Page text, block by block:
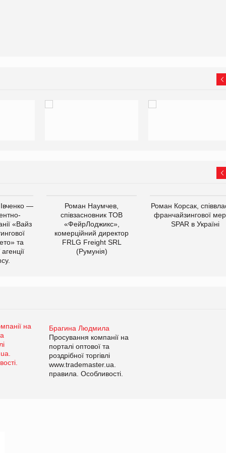
—
«Вайз
та
Роман Наумчев,
співзасновник ТОВ
«ФейрЛоджикс»,
комерційний директор
FRLG Freight SRL
(Румунія)
Роман Корсак,
франчайзингової
SPAR в Україні
Брагина Людмила
Просування компанії на
порталі оптової та
роздрібної торгівлі
www.trademaster.ua.
правила. Особливості.